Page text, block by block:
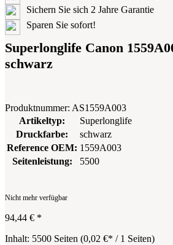
Sichern Sie sich 2 Jahre Garantie
Sparen Sie sofort!
Superlonglife Canon
schwarz
Produktnummer: AS1559A003
Artikeltyp:
Superlonglife
Druckfarbe:
schwarz
Reference OEM: 1559A003
Seitenleistung:
5500
Nicht mehr verfügbar
94,44 € *
Inhalt: 5500 Seiten (0,02 €* / 1 Seiten)